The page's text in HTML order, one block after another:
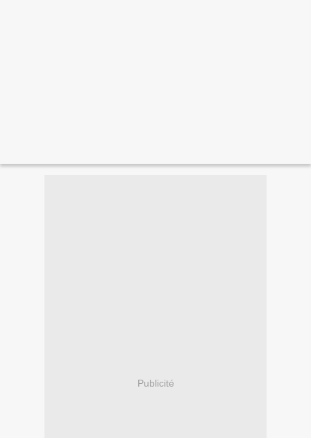
Publicité